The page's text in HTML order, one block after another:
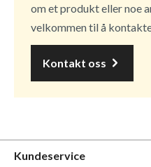
om et produkt eller noe
velkommen til å kontakte
Kontakt oss
Kundeservice